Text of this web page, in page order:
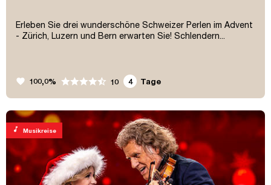
Erleben Sie drei wunderschöne Schweizer Perlen im Advent
- Zürich, Luzern und Bern erwarten Sie! Schlendern...
favorite 100,0% 10 4 Tage
music_note Musikreise